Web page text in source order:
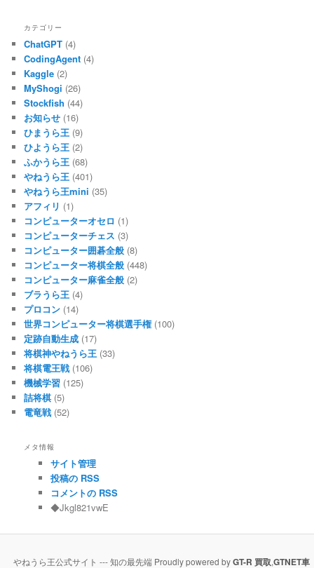
カテゴリー
ChatGPT (4)
CodingAgent (4)
Kaggle (2)
MyShogi (26)
Stockfish (44)
お知らせ (16)
ひまうら王 (9)
ひようら王 (2)
ふかうら王 (68)
やねうら王 (401)
やねうら王mini (35)
アフィリ (1)
コンピューターオセロ (1)
コンピューターチェス (3)
コンピューター囲碁全般 (8)
コンピューター将棋全般 (448)
コンピューター麻雀全般 (2)
ブラうら王 (4)
プロコン (14)
世界コンピューター将棋選手権(100)
定跡自動生成 (17)
将棋神やねうら王 (33)
将棋電王戦 (106)
機械学習 (125)
詰将棋 (5)
電竜戦 (52)
メタ情報
サイト管理
投稿の RSS
コメントの RSS
◆Jkgl821vwE
やねうら王公式サイト --- 知の最先端 Proudly powered byGT-R 買取,GTNET車